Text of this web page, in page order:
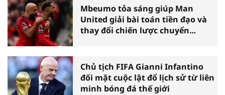
Mbeumo tỏa sáng giúp Man
United giải bài toán tiền đạo và
thay đổi chiến lược chuyển
Chủ tịch FIFA Gianni Infantino
đối mặt cuộc lật đổ lịch sử từ liên
minh bóng đá thế giới